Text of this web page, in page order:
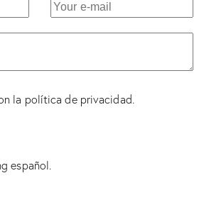
la política de privacidad.
español.